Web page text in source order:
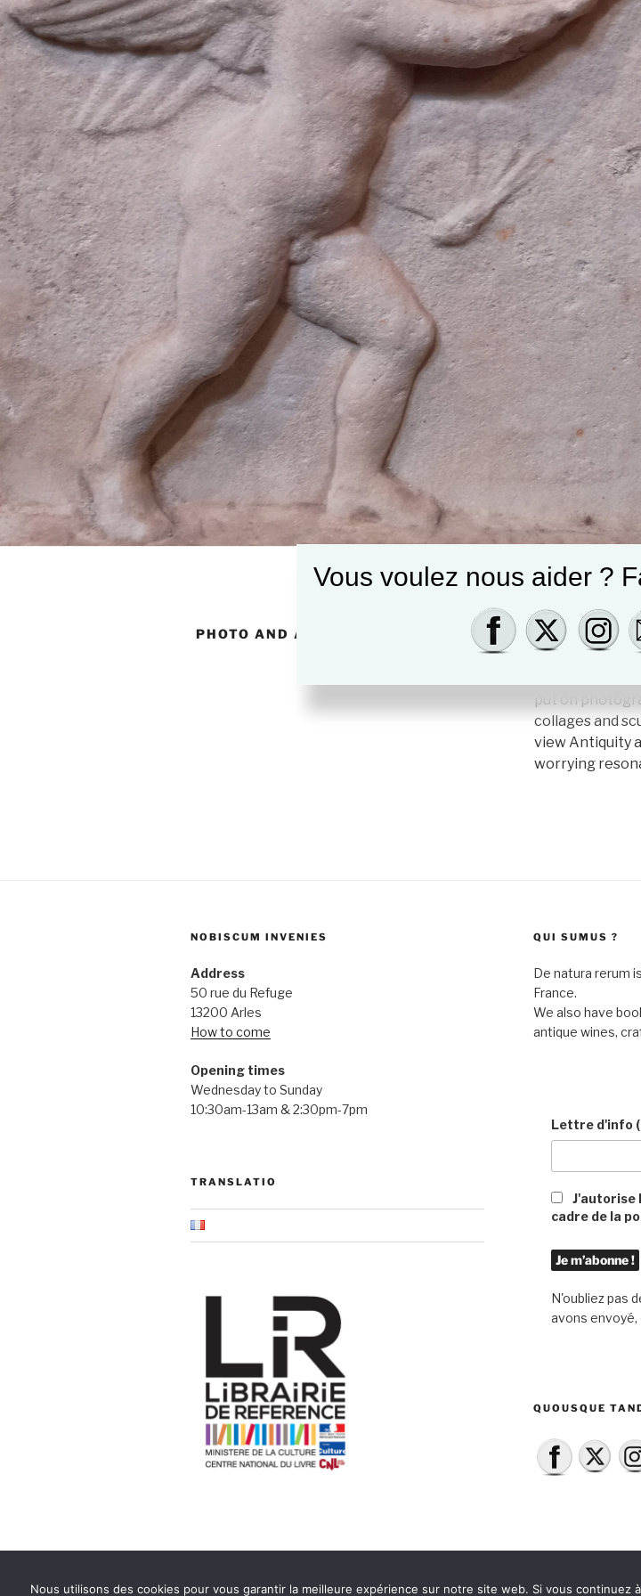
PHOTO AND ART GALLERY The galleryDe
humanity,
arches that
put on
collages and
view Antiquity
worrying
NOBISCUM INVENIES
Address
50 rue du Refuge
13200 Arles
How to come
Opening times
Wednesday to Sunday
10:30am-13am & 2:30pm-7pm
TRANSLATIO
QUI SUMUS ?
De natura rerum
France.
We also have
antique wines,
Lettre d'info
J'autorise
cadre de la
N'oubliez pas
avons
QUOUSQUE
Proudly powered by WordPress
Vous voulez nous aider ?
Nous utilisons des cookies pour vous garantir la meilleure expérience sur notre site web. Si vous